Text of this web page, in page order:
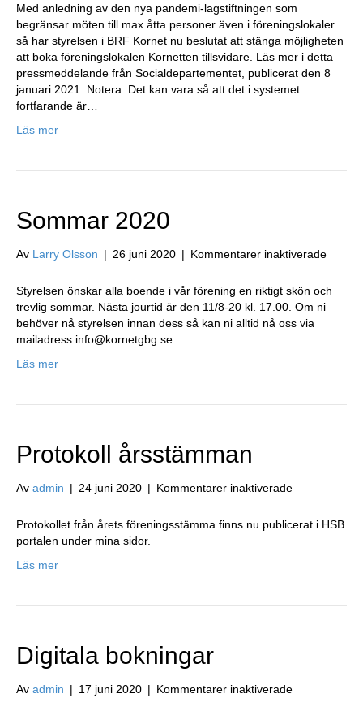
stängs
för
bokning
tillsvidare
Med anledning av den nya pandemi-lagstiftningen som
begränsar möten till max åtta personer även i föreningslokaler
så har styrelsen i BRF Kornet nu beslutat att stänga möjligheten
att boka föreningslokalen Kornetten tillsvidare. Läs mer i detta
pressmeddelande från Socialdepartementet, publicerat den 8
januari 2021. Notera: Det kan vara så att det i systemet
fortfarande är…
Läs mer
Sommar 2020
Av Larry Olsson | 26 juni 2020 | Kommentarer inaktiveradeför
2020
Styrelsen önskar alla boende i vår förening en riktigt skön och
trevlig sommar. Nästa jourtid är den 11/8-20 kl. 17.00. Om ni
behöver nå styrelsen innan dess så kan ni alltid nå oss via
mailadress info@kornetgbg.se
Läs mer
Protokoll årsstämman
Av admin | 24 juni 2020 | Kommentarer inaktiveradeför
årsstämman
Protokollet från årets föreningsstämma finns nu publicerat i HSB
portalen under mina sidor.
Läs mer
Digitala bokningar
Av admin | 17 juni 2020 | Kommentarer inaktiveradeför